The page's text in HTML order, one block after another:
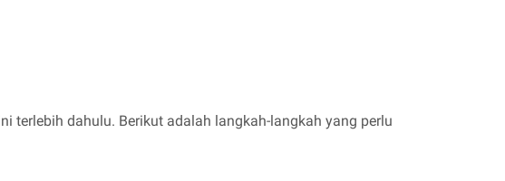
terlebih dahulu. Berikut adalah langkah-langkah yang perlu